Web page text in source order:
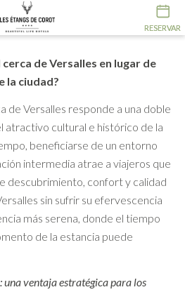
RESERVAR
RESERVAR
de Versalles en lugar de
la ciudad?
de Versalles responde a una doble
cultural e histórico de la
beneficiarse de un entorno
intermedia atrae a viajeros que
descubrimiento, confort y calidad
sin sufrir su efervescencia
más serena, donde el tiempo
de la estancia puede
ventaja estratégica para los